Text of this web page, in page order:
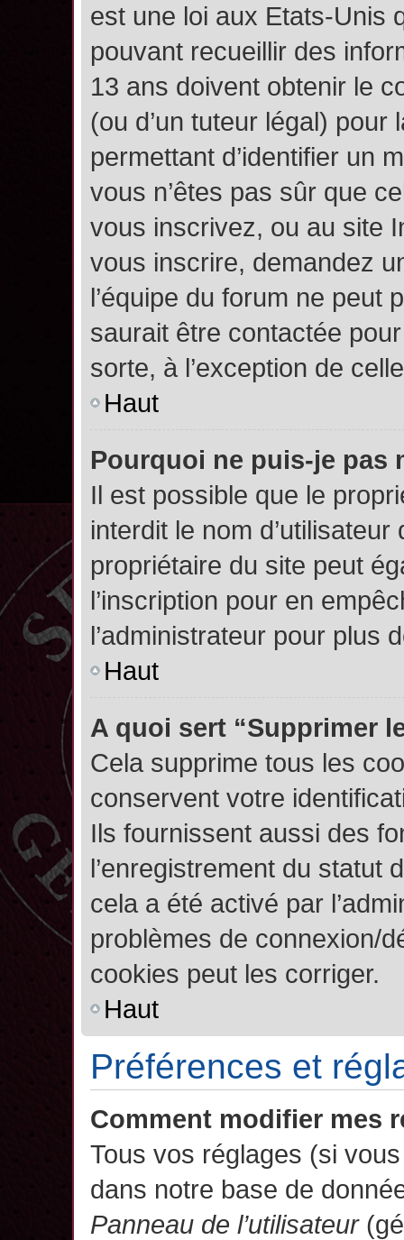
est une loi aux Etats-Unis
pouvant recueillir des
13 ans doivent obtenir le
(ou d’un tuteur légal)
permettant d’identifier un
vous n’êtes pas sûr que
vous inscrivez, ou au site
vous inscrire, demandez
l’équipe du forum ne peut
saurait être contactée
sorte, à l’exception de
Haut
Pourquoi ne puis-je pas
Il est possible que le
interdit le nom
propriétaire du site peut
l’inscription pour en
l’administrateur pour plus
Haut
A quoi sert “Supprimer
Cela supprime tous les
conservent votre
Ils fournissent aussi des
l’enregistrement du statut
cela a été activé par
problèmes de connexion/
cookies peut les corriger.
Haut
Préférences et
Comment modifier mes
Tous vos réglages (si
dans notre base de
Panneau de l’utilisateur